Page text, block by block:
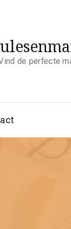
de perfecte